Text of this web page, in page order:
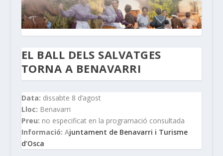
EL BALL DELS SALVATGES
TORNA A BENAVARRI
Data: dissabte 8 d’agost
Lloc: Benavarri
Preu: no especificat en la programació consultada
Informació: Ajuntament de Benavarri i Turisme
d’Osca